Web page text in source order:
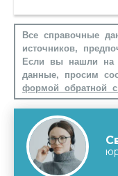
Все справочные
источников,
Если вы нашли на
данные, просим
формой обратной